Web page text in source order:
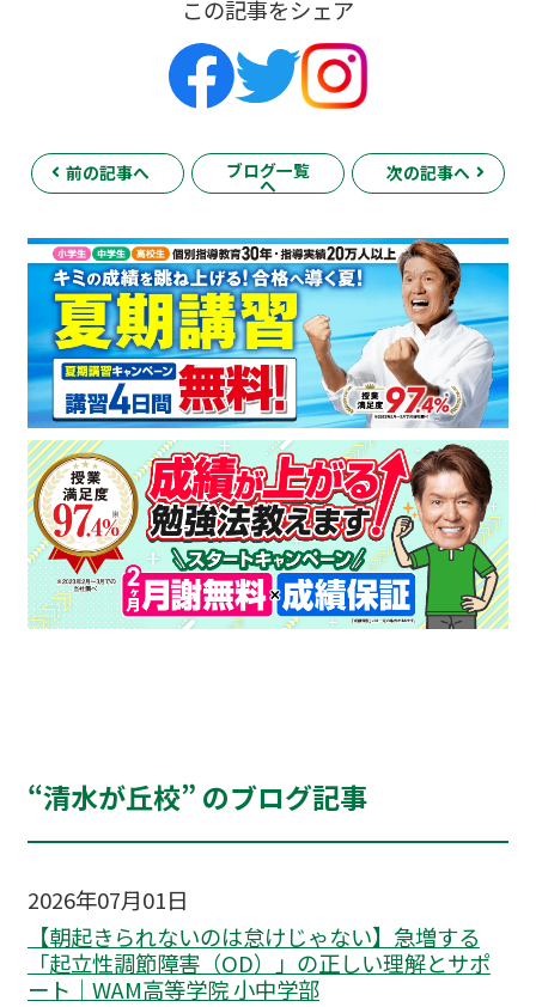
この記事をシェア
前の記事へ ブログ一覧
へ
次の記事へ
“清水が丘校” のブログ記事
2026年07月01日
【朝起きられないのは怠けじゃない】急増する
「起立性調節障害（OD）」の正しい理解とサポ
ート｜WAM高等学院 小中学部